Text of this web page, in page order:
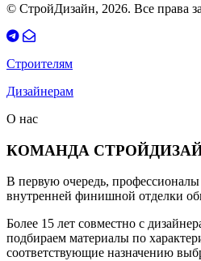
© СтройДизайн, 2026. Все права
Строителям
Дизайнерам
О нас
КОМАНДА
В первую очередь, профессионалы
внутренней финишной отделки
Более 15 лет совместно с
подбираем материалы по
соответствующие назначению